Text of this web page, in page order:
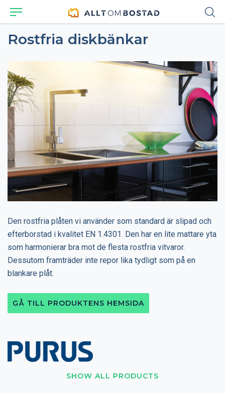
Rostfria diskbänkar
SHOW ALL PRODUCTS
Den rostfria plåten vi använder som standard är slipad och
efterborstad i kvalitet EN 1.4301. Den har en lite mattare yta
som harmonierar bra mot de flesta rostfria vitvaror.
Dessutom framträder inte repor lika tydligt som på en
blankare plåt.
GÅ TILL PRODUKTENS HEMSIDA